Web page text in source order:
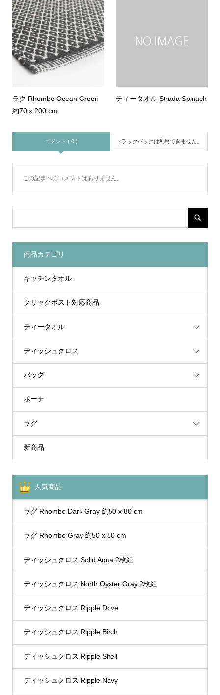
ラグ Rhombe Ocean Green
約70 x 200 cm
ティータオル Strada Spinach
コメント ( 0 ) トラックバックは利用できません。
この記事へのコメントはありません。
商品カテゴリ
キッチンタオル
クリックポスト対応商品
ティータオル
ディッシュクロス
バッグ
ポーチ
ラグ
新商品
人気商品
ラグ Rhombe Dark Gray 約50 x 80 cm
ラグ Rhombe Gray 約50 x 80 cm
ディッシュクロス Solid Aqua 2枚組
ディッシュクロス North Oyster Gray 2枚組
ディッシュクロス Ripple Dove
ディッシュクロス Ripple Birch
ディッシュクロス Ripple Shell
ディッシュクロス Ripple Navy